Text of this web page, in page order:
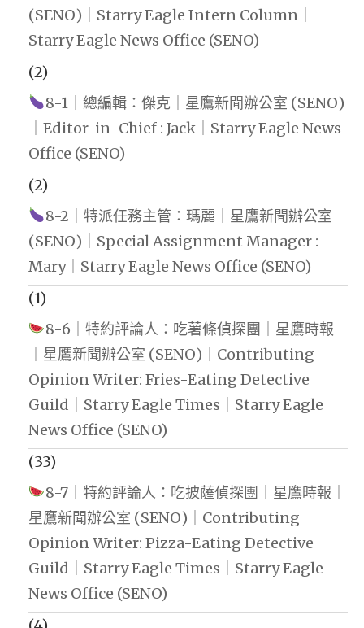
(SENO)｜Starry Eagle Intern Column｜
Starry Eagle News Office (SENO)
(2)
8-1｜總編輯：傑克｜星鷹新聞辦公室 (SENO)
｜Editor-in-Chief : Jack｜Starry Eagle News
Office (SENO)
(2)
8-2｜特派任務主管：瑪麗｜星鷹新聞辦公室
(SENO)｜Special Assignment Manager :
Mary｜Starry Eagle News Office (SENO)
(1)
8-6｜特約評論人：吃薯條偵探團｜星鷹時報
｜星鷹新聞辦公室 (SENO)｜Contributing
Opinion Writer: Fries-Eating Detective
Guild｜Starry Eagle Times｜Starry Eagle
News Office (SENO)
(33)
8-7｜特約評論人：吃披薩偵探團｜星鷹時報｜
星鷹新聞辦公室 (SENO)｜Contributing
Opinion Writer: Pizza-Eating Detective
Guild｜Starry Eagle Times｜Starry Eagle
News Office (SENO)